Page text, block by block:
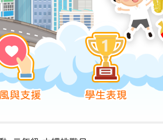
與支援 學生表現